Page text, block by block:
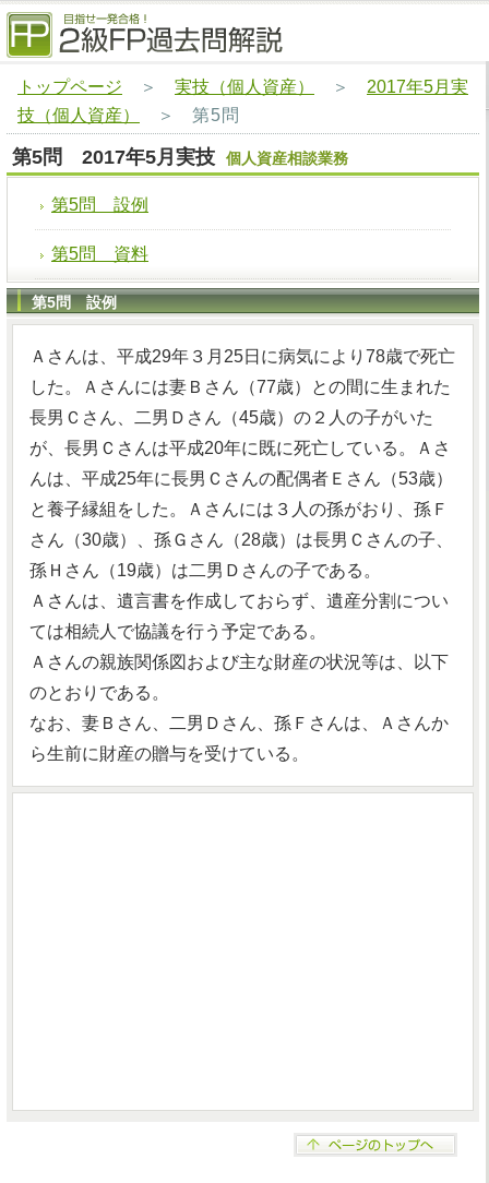
トップページ ＞ 実技（個人資産） ＞ 2017年5月実
技（個人資産）
＞ 第5問
第5問 2017年5月実技 個人資産相談業務
第5問 設例
第5問 資料
第5問 設例
Ａさんは、平成29年３月25日に病気により78歳で死亡
した。Ａさんには妻Ｂさん（77歳）との間に生まれた
長男Ｃさん、二男Ｄさん（45歳）の２人の子がいた
が、長男Ｃさんは平成20年に既に死亡している。Ａさ
んは、平成25年に長男Ｃさんの配偶者Ｅさん（53歳）
と養子縁組をした。Ａさんには３人の孫がおり、孫Ｆ
さん（30歳）、孫Ｇさん（28歳）は長男Ｃさんの子、
孫Ｈさん（19歳）は二男Ｄさんの子である。
Ａさんは、遺言書を作成しておらず、遺産分割につい
ては相続人で協議を行う予定である。
Ａさんの親族関係図および主な財産の状況等は、以下
のとおりである。
なお、妻Ｂさん、二男Ｄさん、孫Ｆさんは、Ａさんか
ら生前に財産の贈与を受けている。